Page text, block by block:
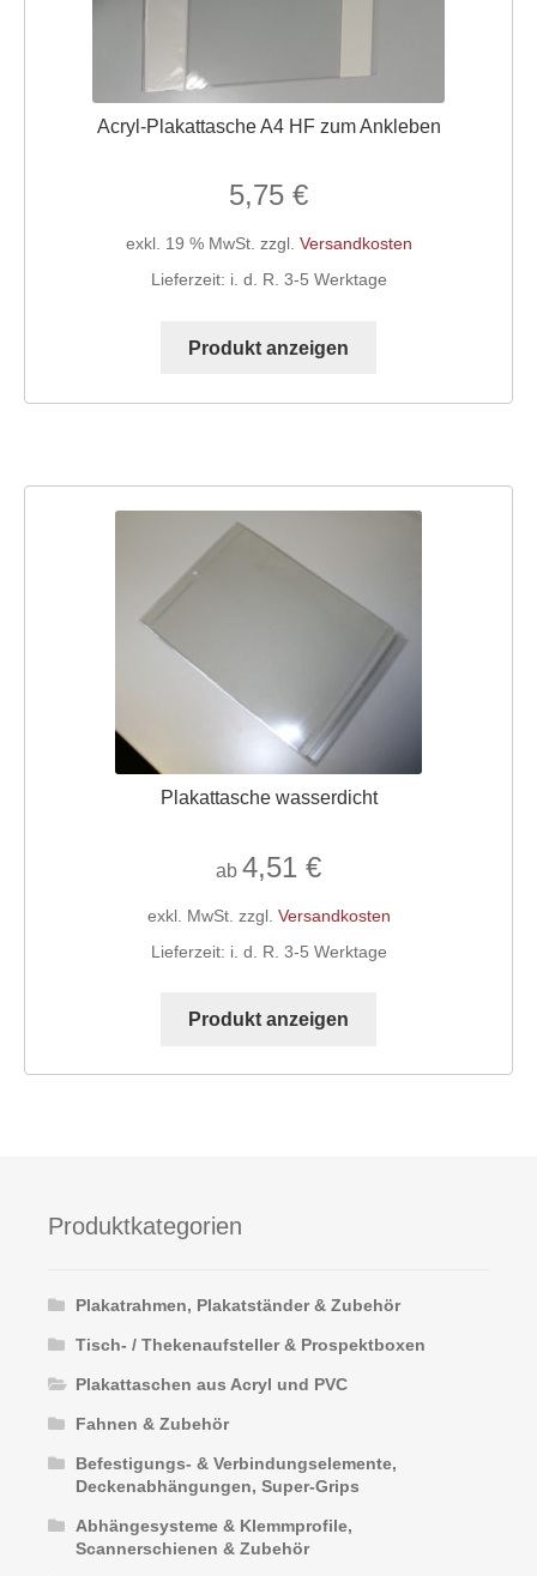
Acryl-Plakattasche A4 HF zum Ankleben
5,75 €
exkl. 19 % MwSt. zzgl. Versandkosten
Lieferzeit: i. d. R. 3-5 Werktage
Produkt anzeigen
Plakattasche wasserdicht
ab 4,51 €
exkl. MwSt. zzgl. Versandkosten
Lieferzeit: i. d. R. 3-5 Werktage
Produkt anzeigen
mehrere
Produktseite
gewählt
Produktkategorien
Plakatrahmen, Plakatständer & Zubehör
Tisch- / Thekenaufsteller & Prospektboxen
Plakattaschen aus Acryl und PVC
Fahnen & Zubehör
Befestigungs- & Verbindungselemente,
Deckenabhängungen, Super-Grips
Abhängesysteme & Klemmprofile,
Scannerschienen & Zubehör